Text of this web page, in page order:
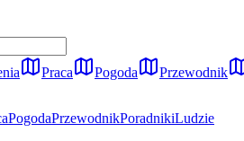
Praca Pogoda Przewodnik
PogodaPrzewodnikPoradnikiLudzie